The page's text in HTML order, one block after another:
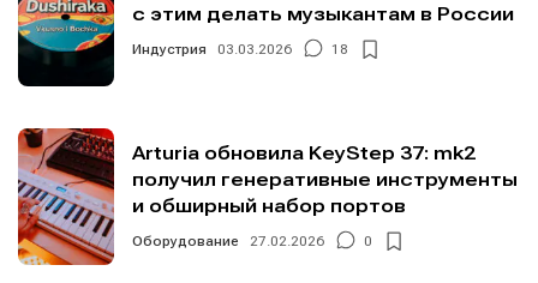
с этим делать музыкантам в России
Индустрия 03.03.2026 18
Arturia обновила KeyStep 37: mk2
получил генеративные инструменты
и обширный набор портов
Оборудование 27.02.2026 0